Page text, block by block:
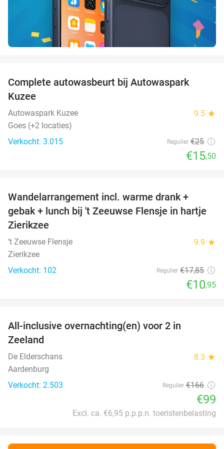
Complete autowasbeurt bij Autowaspark
Kuzee
Autowaspark Kuzee 9.5 star
Goes (+2 locaties)
Verkocht: 3.015
Regulier €25
€15,50
Wandelarrangement incl. warme drank +
gebak + lunch bij 't Zeeuwse Flensje in hartje
Zierikzee
‘t Zeeuwse Flensje 9.9 star
Zierikzee
Verkocht: 102
Regulier €17,85
€10,95
All-inclusive overnachting(en) voor 2 in
Zeeland
De Elderschans 8.3 star
Aardenburg
Verkocht: 2.503
Regulier €166
€99
Excl. ca. €6,95 p.p.p.n. toeristenbelasting